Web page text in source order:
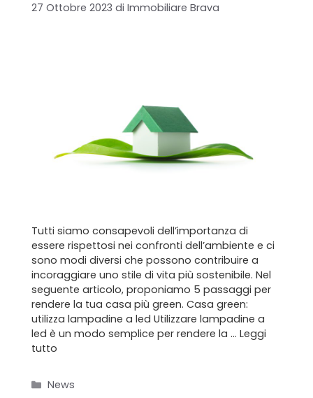
27 Ottobre 2023 di Immobiliare Brava
Tutti siamo consapevoli dell’importanza di
essere rispettosi nei confronti dell’ambiente e ci
sono modi diversi che possono contribuire a
incoraggiare uno stile di vita più sostenibile. Nel
seguente articolo, proponiamo 5 passaggi per
rendere la tua casa più green. Casa green:
utilizza lampadine a led Utilizzare lampadine a
led è un modo semplice per rendere la … Leggi
tutto
Categorie
News